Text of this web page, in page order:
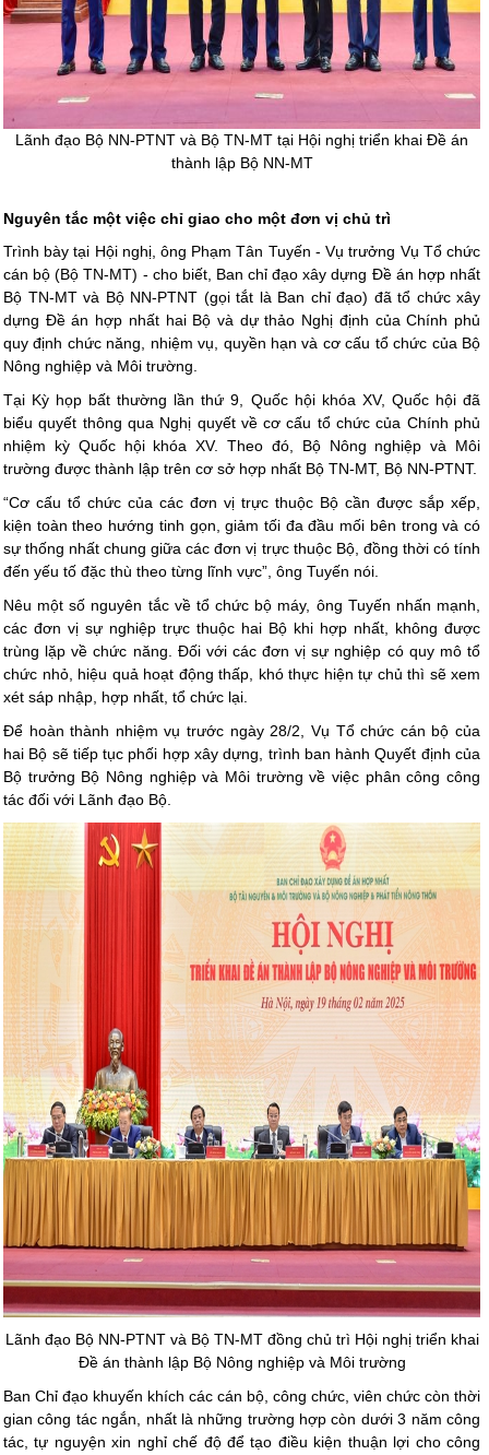
Lãnh đạo Bộ NN-PTNT và Bộ TN-MT tại Hội nghị triển khai Đề án
thành lập Bộ NN-MT
Nguyên tắc một việc chỉ giao cho một đơn vị chủ trì
Trình bày tại Hội nghị, ông Phạm Tân Tuyến - Vụ trưởng Vụ Tổ chức
cán bộ (Bộ TN-MT) - cho biết, Ban chỉ đạo xây dựng Đề án hợp nhất
Bộ TN-MT và Bộ NN-PTNT (gọi tắt là Ban chỉ đạo) đã tổ chức xây
dựng Đề án hợp nhất hai Bộ và dự thảo Nghị định của Chính phủ
quy định chức năng, nhiệm vụ, quyền hạn và cơ cấu tổ chức của Bộ
Nông nghiệp và Môi trường.
Tại Kỳ họp bất thường lần thứ 9, Quốc hội khóa XV, Quốc hội đã
biểu quyết thông qua Nghị quyết về cơ cấu tổ chức của Chính phủ
nhiệm kỳ Quốc hội khóa XV. Theo đó, Bộ Nông nghiệp và Môi
trường được thành lập trên cơ sở hợp nhất Bộ TN-MT, Bộ NN-PTNT.
“Cơ cấu tổ chức của các đơn vị trực thuộc Bộ cần được sắp xếp,
kiện toàn theo hướng tinh gọn, giảm tối đa đầu mối bên trong và có
sự thống nhất chung giữa các đơn vị trực thuộc Bộ, đồng thời có tính
đến yếu tố đặc thù theo từng lĩnh vực”, ông Tuyến nói.
Nêu một số nguyên tắc về tổ chức bộ máy, ông Tuyến nhấn mạnh,
các đơn vị sự nghiệp trực thuộc hai Bộ khi hợp nhất, không được
trùng lặp về chức năng. Đối với các đơn vị sự nghiệp có quy mô tổ
chức nhỏ, hiệu quả hoạt động thấp, khó thực hiện tự chủ thì sẽ xem
xét sáp nhập, hợp nhất, tổ chức lại.
Để hoàn thành nhiệm vụ trước ngày 28/2, Vụ Tổ chức cán bộ của
hai Bộ sẽ tiếp tục phối hợp xây dựng, trình ban hành Quyết định của
Bộ trưởng Bộ Nông nghiệp và Môi trường về việc phân công công
tác đối với Lãnh đạo Bộ.
Lãnh đạo Bộ NN-PTNT và Bộ TN-MT đồng chủ trì Hội nghị triển khai
Đề án thành lập Bộ Nông nghiệp và Môi trường
Ban Chỉ đạo khuyến khích các cán bộ, công chức, viên chức còn thời
gian công tác ngắn, nhất là những trường hợp còn dưới 3 năm công
tác, tự nguyện xin nghỉ chế độ để tạo điều kiện thuận lợi cho công